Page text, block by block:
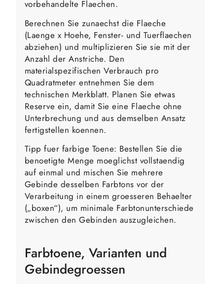
vorbehandelte Flaechen.
Berechnen Sie zunaechst die Flaeche
(Laenge x Hoehe, Fenster- und Tuerflaechen
abziehen) und multiplizieren Sie sie mit der
Anzahl der Anstriche. Den
materialspezifischen Verbrauch pro
Quadratmeter entnehmen Sie dem
technischen Merkblatt. Planen Sie etwas
Reserve ein, damit Sie eine Flaeche ohne
Unterbrechung und aus demselben Ansatz
fertigstellen koennen.
Tipp fuer farbige Toene: Bestellen Sie die
benoetigte Menge moeglichst vollstaendig
auf einmal und mischen Sie mehrere
Gebinde desselben Farbtons vor der
Verarbeitung in einem groesseren Behaelter
(„boxen“), um minimale Farbtonunterschiede
zwischen den Gebinden auszugleichen.
Farbtoene, Varianten und
Gebindegroessen